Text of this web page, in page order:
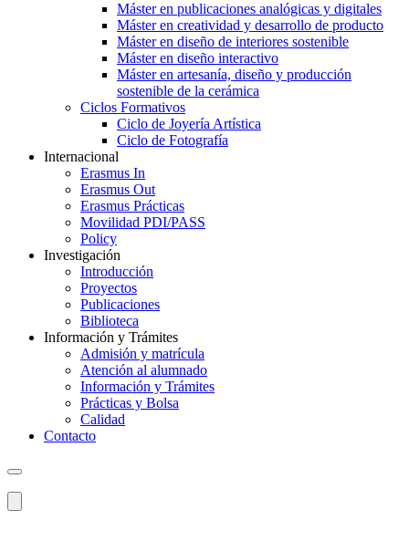
Máster en publicaciones analógicas y digitales
Máster en creatividad y desarrollo de producto
Máster en diseño de interiores sostenible
Máster en diseño interactivo
Máster en artesanía, diseño y producción
sostenible de la cerámica
Ciclos Formativos
Ciclo de Joyería Artística
Ciclo de Fotografía
Internacional
Erasmus In
Erasmus Out
Erasmus Prácticas
Movilidad PDI/PASS
Policy
Investigación
Introducción
Proyectos
Publicaciones
Biblioteca
Información y Trámites
Admisión y matrícula
Atención al alumnado
Información y Trámites
Prácticas y Bolsa
Calidad
Contacto